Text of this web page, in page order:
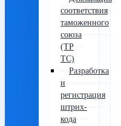
соответствия
таможенного
союза
(ТР
ТС)
Разработка
и
регистрация
штрих-
кода